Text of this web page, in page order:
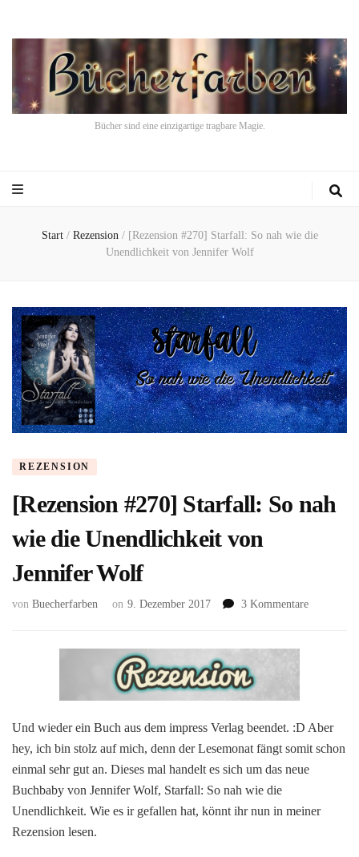
Bücher sind eine einzigartige tragbare Magie.
Start / Rezension / [Rezension #270] Starfall: So nah wie die
Unendlichkeit von Jennifer Wolf
REZENSION
[Rezension #270] Starfall: So nah
wie die Unendlichkeit von
Jennifer Wolf
von Buecherfarben on 9. Dezember 2017 3 Kommentarezu
die
von
Jennifer
Und wieder ein Buch aus dem impress Verlag beendet. :D Aber
hey, ich bin stolz auf mich, denn der Lesemonat fängt somit schon
einmal sehr gut an. Dieses mal handelt es sich um das neue
Buchbaby von Jennifer Wolf, Starfall: So nah wie die
Unendlichkeit. Wie es ir gefallen hat, könnt ihr nun in meiner
Rezension lesen.